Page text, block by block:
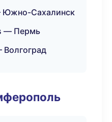
Сахалинск
— Пермь